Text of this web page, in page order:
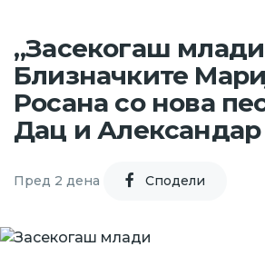
„Засекогаш
Близначките
Росана со нова
Дац и Александар
Пред 2 дена Cподели